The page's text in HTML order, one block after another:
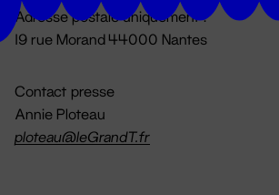
Adresse postale uniquement :
19 rue Morand 44000 Nantes
Contact presse
Annie Ploteau
ploteau@leGrandT.fr